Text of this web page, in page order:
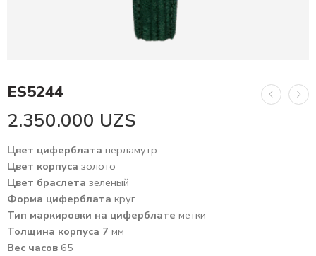
ES5244
2.350.000 UZS
Цвет циферблата перламутр
Цвет корпуса золото
Цвет браслета зеленый
Форма циферблата круг
Тип маркировки на циферблате метки
Толщина корпуса 7 мм
Вес часов 65